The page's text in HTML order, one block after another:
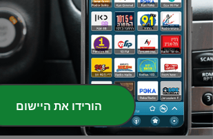
65 وداد المحبوب.. بصمة سودانية في قلب ناسا
10 מרץ 2022
64 مريم شديد.. المغربية المغرمة بالنجوم
03 מרץ 2022
63
- صالح جواد الوكيل.. العراقي الذي أحدث ثورة
17 פבר' 2022
הורידו את היישום